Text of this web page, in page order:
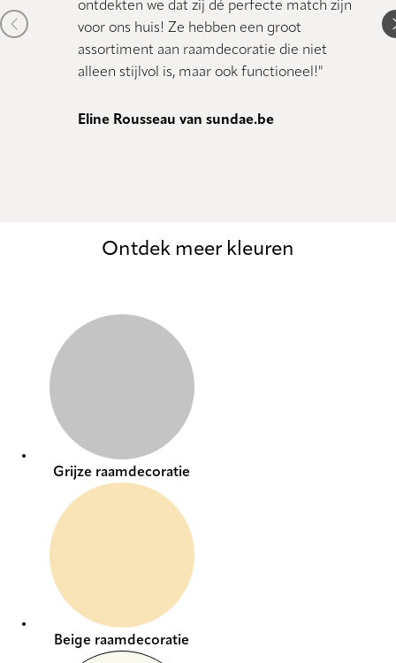
ontdekten we dat zij dé perfecte match zijn
voor ons huis! Ze hebben een groot
assortiment aan raamdecoratie die niet
alleen stijlvol is, maar ook functioneel!"
Eline Rousseau van sundae.be
Previous item
Ontdek meer kleuren
Grijze raamdecoratie
Beige raamdecoratie